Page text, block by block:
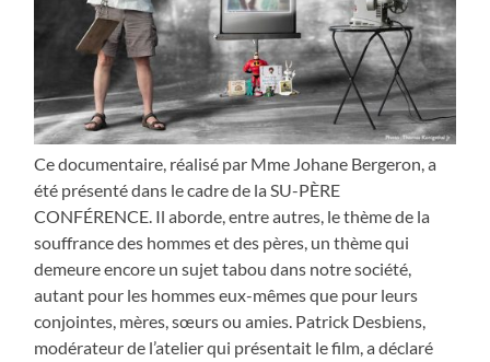
Ce documentaire, réalisé par Mme Johane Bergeron, a
été présenté dans le cadre de la SU-PÈRE
CONFÉRENCE. Il aborde, entre autres, le thème de la
souffrance des hommes et des pères, un thème qui
demeure encore un sujet tabou dans notre société,
autant pour les hommes eux-mêmes que pour leurs
conjointes, mères, sœurs ou amies. Patrick Desbiens,
modérateur de l’atelier qui présentait le film, a déclaré